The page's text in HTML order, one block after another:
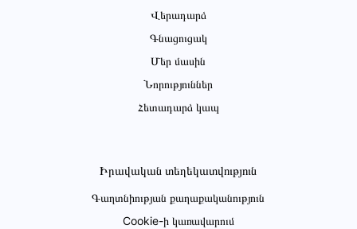
Վերադարձ
Գնացուցակ
Մեր մասին
Նորություններ
Հետադարձ կապ
Իրավական տեղեկատվություն
Գաղտնիության քաղաքականություն
Cookie-ի կառավարում